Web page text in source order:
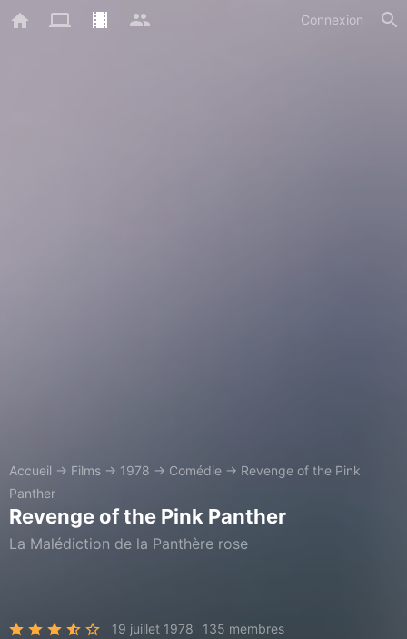
Connexion
Accueil → Films → 1978 → Comédie → Revenge of the Pink
Panther
Revenge of the Pink Panther
La Malédiction de la Panthère rose
19 juillet 1978 135 membres